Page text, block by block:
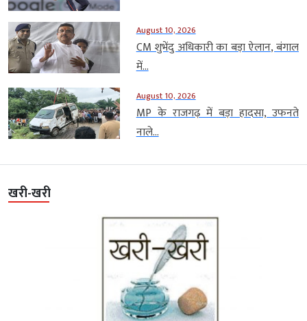
August 10, 2026
CM शुभेंदु अधिकारी का बड़ा ऐलान, बंगाल
में...
August 10, 2026
MP के राजगढ़ में बड़ा हादसा, उफनते
नाले...
खरी-खरी